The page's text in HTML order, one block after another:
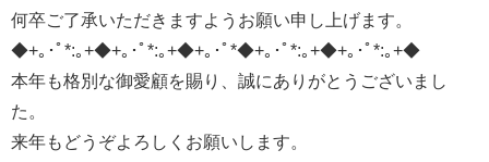
何卒ご了承いただきますようお願い申し上げます。
◆+｡･ﾟ*:｡+◆+｡･ﾟ*:｡+◆+｡･ﾟ*◆+｡･ﾟ*:｡+◆+｡･ﾟ*:｡+◆
本年も格別な御愛顧を賜り、誠にありがとうございまし
た。
来年もどうぞよろしくお願いします。